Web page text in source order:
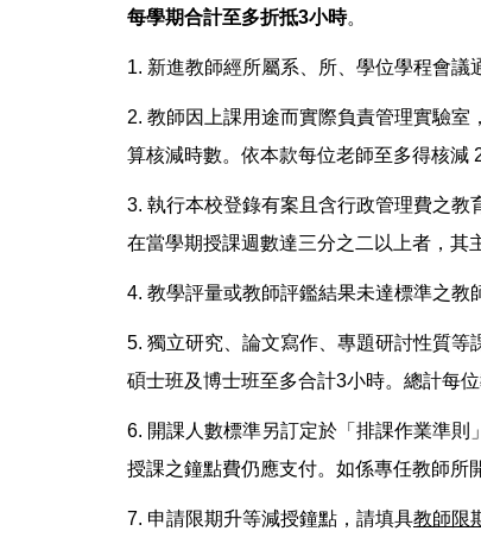
每學期合計至多折抵3小時。
1. 新進教師經所屬系、所、學位學程會議
2. 教師因上課用途而實際負責管理實驗
算核減時數。依本款每位老師至多得核減 2
3. 執行本校登錄有案且含行政管理費之
在當學期授課週數達三分之二以上者，其
4. 教學評量或教師評鑑結果未達標準之教
5. 獨立研究、論文寫作、專題研討性質等
碩士班及博士班至多合計3小時。總計每
6. 開課人數標準另訂定於「 排課作業準則
授課之鐘點費仍應支付。如係專任教師所
7. 申請限期升等減授鐘點，請填具教師限